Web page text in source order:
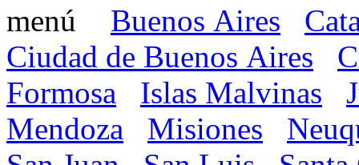
Buenos Aires
Ciudad de Buenos Aires
Formosa
Islas Malvinas
Mendoza
Misiones